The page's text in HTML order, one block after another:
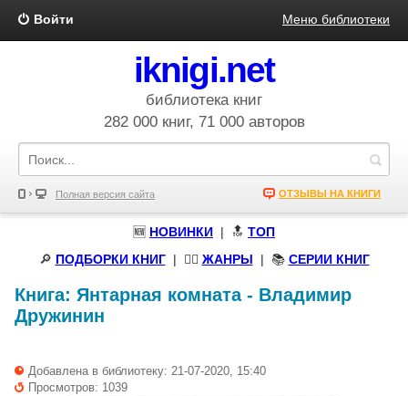
Войти Меню библиотеки
iknigi.net
библиотека книг
282 000 книг, 71 000 авторов
Полная версия сайта ОТЗЫВЫ НА КНИГИ
🆕 НОВИНКИ | 🔝 ТОП
🔎 ПОДБОРКИ КНИГ| 🧝‍♀️ ЖАНРЫ | 📚 СЕРИИ КНИГ
Книга: Янтарная комната- Владимир
Дружинин
Добавлена в библиотеку: 21-07-2020, 15:40
Просмотров: 1039